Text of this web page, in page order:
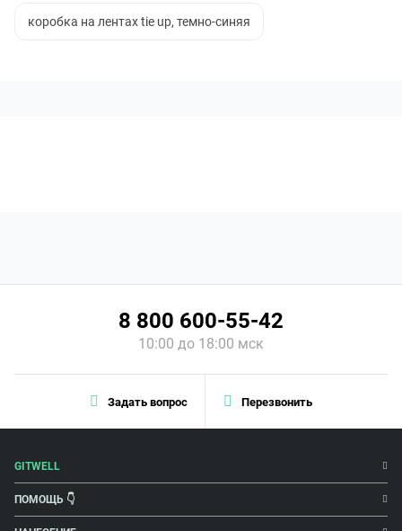
коробка на лентах tie up, темно-синяя
Задать вопрос Перезвонить
8 800 600-55-42
10:00 до 18:00 мск
GITWELL
ПОМОЩЬ 👇